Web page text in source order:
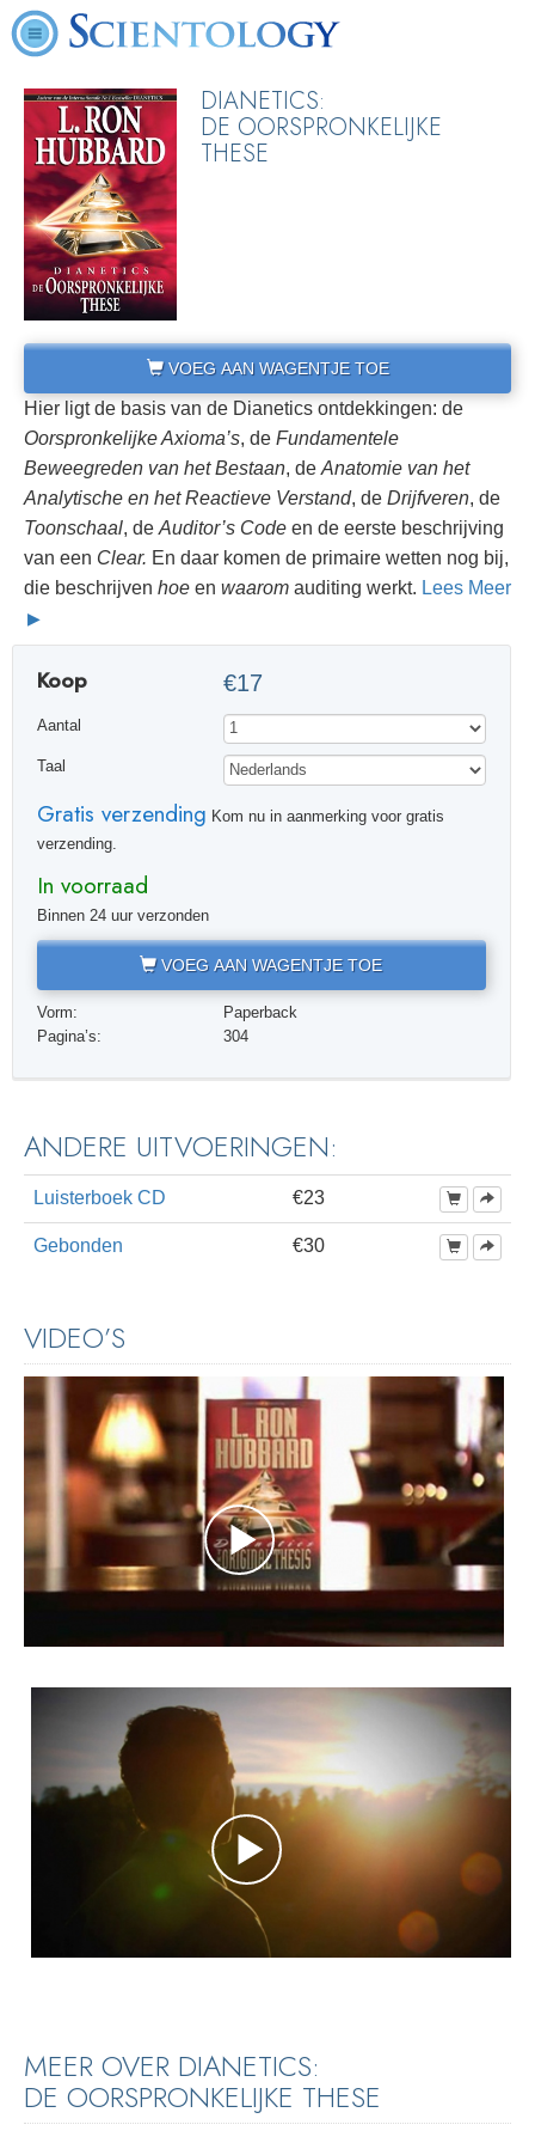
DIANETICS:
DE OORSPRONKELIJKE
THESE
VOEG AAN WAGENTJE TOE
Hier ligt de basis van de Dianetics ontdekkingen: de
Oorspronkelijke Axioma’s, de Fundamentele
Beweegreden van het Bestaan, de Anatomie van het
Analytische en hetReactieve Verstand, de Drijfveren, de
Toonschaal, de Auditor’s Code en de eerste beschrijving
van een Clear. En daar komen de primaire wetten nog bij,
die beschrijven hoe en waarom auditing werkt. Lees Meer
Koop €17
Aantal
Taal
Gratis verzending Kom nu in aanmerking voor gratis
verzending.
In voorraad
Binnen 24 uur verzonden
VOEG AAN WAGENTJE TOE
Vorm:
Paperback
Pagina’s:
304
ANDERE UITVOERINGEN:
Luisterboek CD €23
Gebonden €30
VIDEO’S
MEER OVER DIANETICS:
DE OORSPRONKELIJKE THESE